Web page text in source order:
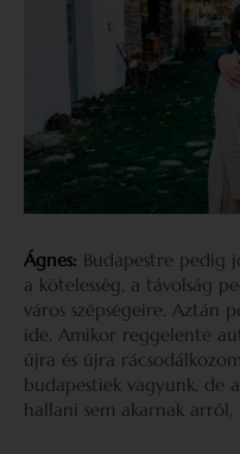
Ágnes: Budapestre pedig
a kötelesség, a távolság
város szépségeire. Aztán
ide. Amikor reggelente
újra és újra
budapestiek vagyunk, de
hallani sem akarnak arról,